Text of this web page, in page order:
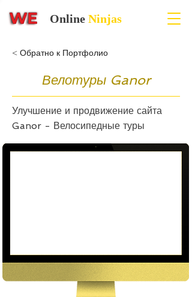
Online Ninjas
< Обратно к Портфолио
Велотуры Ganor
Улучшение и продвижение сайта
Ganor - Велосипедные туры